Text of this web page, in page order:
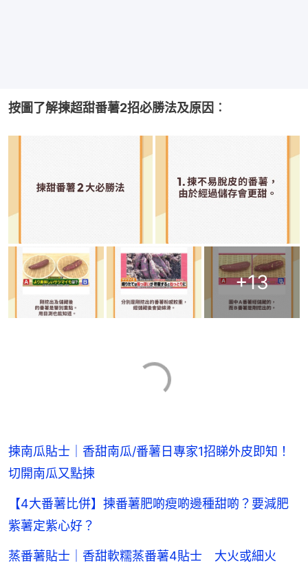
按圖了解揀超甜番薯2招必勝法及原因︰
+13
揀南瓜貼士｜香甜南瓜/番薯日專家1招睇外皮即知！
切開南瓜又點揀
【4大番薯比併】揀番薯肥啲瘦啲邊種甜啲？要減肥
紫薯定紫心好？
蒸番薯貼士｜香甜軟糯蒸番薯4貼士 大火或細火